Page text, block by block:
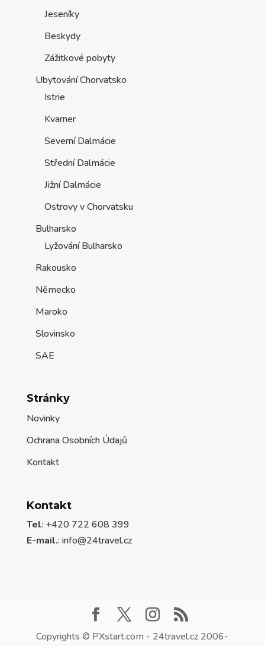
Jeseníky
Beskydy
Zážitkové pobyty
Ubytování Chorvatsko
Istrie
Kvarner
Severní Dalmácie
Střední Dalmácie
Jižní Dalmácie
Ostrovy v Chorvatsku
Bulharsko
Lyžování Bulharsko
Rakousko
Německo
Maroko
Slovinsko
SAE
Stránky
Novinky
Ochrana Osobních Údajů
Kontakt
Kontakt
Tel: +420 722 608 399
E-mail.: info@24travel.cz
Copyrights © PXstart.com - 24travel.cz 2006-